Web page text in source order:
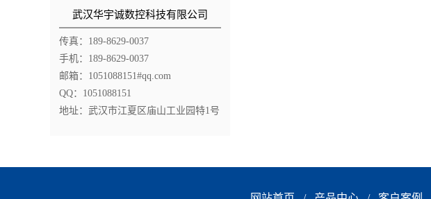
武汉华宇诚数控科技有限公司
传真：189-8629-0037
手机：189-8629-0037
邮箱：1051088151#qq.com
QQ：1051088151
地址：武汉市江夏区庙山工业园特1号